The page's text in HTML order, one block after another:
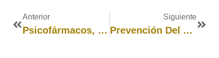
Anterior
Psicofármacos, Una Herramienta De Autocuidado
Siguiente
Prevención Del Abuso Sexual Infantil (La Caseta De L’Arbre)